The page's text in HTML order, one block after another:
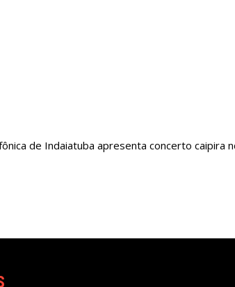
de Indaiatuba apresenta concerto caipira